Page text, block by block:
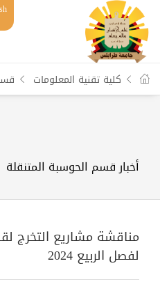
كلية تقنية المعلومات
أخبار قسم الحوسبة المتنقلة
مناقشة مشاريع التخرج
لفصل الربيع 2024